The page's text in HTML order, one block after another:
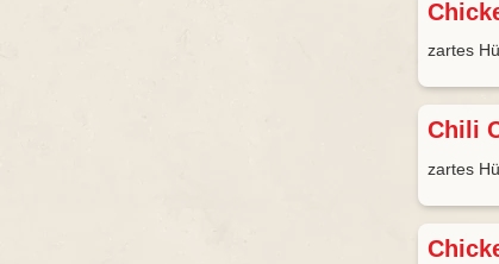
zartes
Chili
zartes